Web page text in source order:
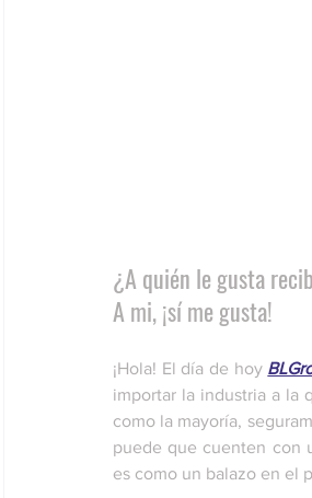
¿A quién le gusta
A mi, ¡sí me gusta!
¡Hola! El día de hoy
importar la industria a la
como la mayoría,
puede que cuenten con
es como un balazo en el